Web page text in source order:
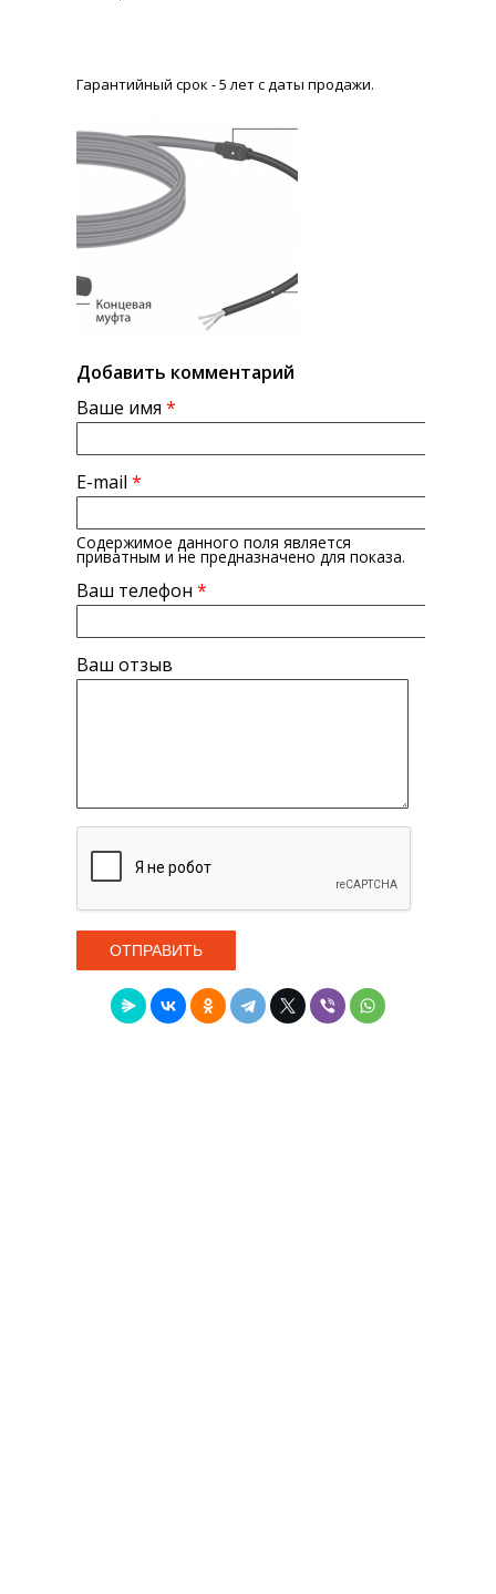
Гарантийный срок - 5 лет с даты продажи.
Добавить комментарий
Ваше имя *
E-mail *
Содержимое данного поля является
приватным и не предназначено для показа.
Ваш телефон *
Ваш отзыв